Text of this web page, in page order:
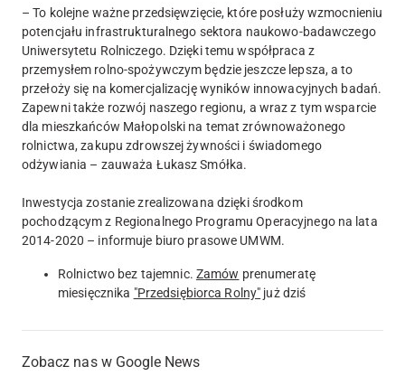
– To kolejne ważne przedsięwzięcie, które posłuży wzmocnieniu
potencjału infrastrukturalnego sektora naukowo-badawczego
Uniwersytetu Rolniczego. Dzięki temu współpraca z
przemysłem rolno-spożywczym będzie jeszcze lepsza, a to
przełoży się na komercjalizację wyników innowacyjnych badań.
Zapewni także rozwój naszego regionu, a wraz z tym wsparcie
dla mieszkańców Małopolski na temat zrównoważonego
rolnictwa, zakupu zdrowszej żywności i świadomego
odżywiania – zauważa Łukasz Smółka.
Inwestycja zostanie zrealizowana dzięki środkom
pochodzącym z Regionalnego Programu Operacyjnego na lata
2014-2020 – informuje biuro prasowe UMWM.
Rolnictwo bez tajemnic. Zamów prenumeratę
miesięcznika "Przedsiębiorca Rolny" już dziś
Zobacz nas w Google News